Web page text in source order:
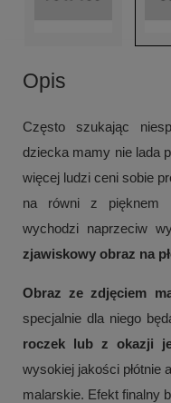
Opis
Często szukając
dziecka mamy nie lada
więcej ludzi ceni sobie
na równi z pięknem
wychodzi naprzeciw
zjawiskowy obraz na
Obraz ze zdjęciem
specjalnie dla niego
roczek lub z okazji
wysokiej jakości płótnie
malarskie. Efekt finalny